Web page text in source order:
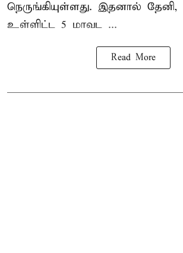
நெருங்கியுள்ளது. இதனால்
உள்ளிட்ட 5 மாவட ...
Read More